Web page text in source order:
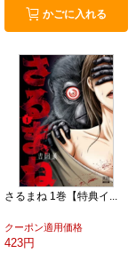
かごに入れる
さるまね 1巻【特典イ...
クーポン適用価格
423円